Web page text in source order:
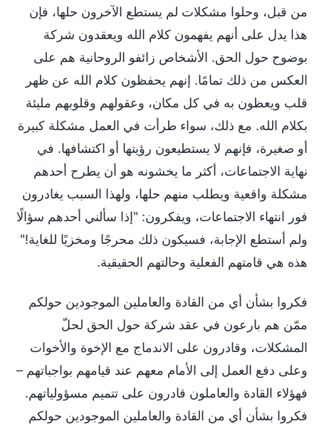
من قبل، وحلوا مشكلات لم يستطع الآخرون حلها، فإن
هذا يدل على أنهم يفهمون كلام الله ويعقدون شركة
بوضوح حول الحق. الأشخاص زائفو الروحانية هم على
العكس من ذلك تمامًا. إنهم يحفظون كلام الله عن ظهر
قلب ويعظون به في كل مكان، وعقولهم وقلوبهم مليئة
بكلام الله. مع ذلك، سواء طرأت في العمل مشكلة كبيرة
أو صغيرة، فإنهم لا يستطيعون رؤيتها أو اكتشافها. في
نهاية الاجتماعات، أكثر ما يخشونه هو أن يطرح أحدهم
مشكلة واقعية ويطلب منهم حلها، ولهذا السبب يغادرون
فور انتهاء الاجتماعات، ويفكرون: "إذا سألني أحدهم سؤالًا
ولم أستطع الإجابة، فسيكون ذلك محرجًا ومخزيًا للغاية!"
هذه هي قامتهم الفعلية وحالتهم الحقيقية.
فكروا بشأن أي من القادة والعاملين الموجودين حولكم
ممّن هم بارعون في عقد شركة حول الحق لحلّ
المشكلات، وقادرون على الاندماج مع الإخوة والأخوات
وعلى دفع العمل إلى الأمام معهم عند قيامهم بواجباتهم –
فهؤلاء القادة والعاملون قادرون على تتميم مسؤولياتهم.
فكروا بشأن أي من القادة والعاملين الموجودين حولكم